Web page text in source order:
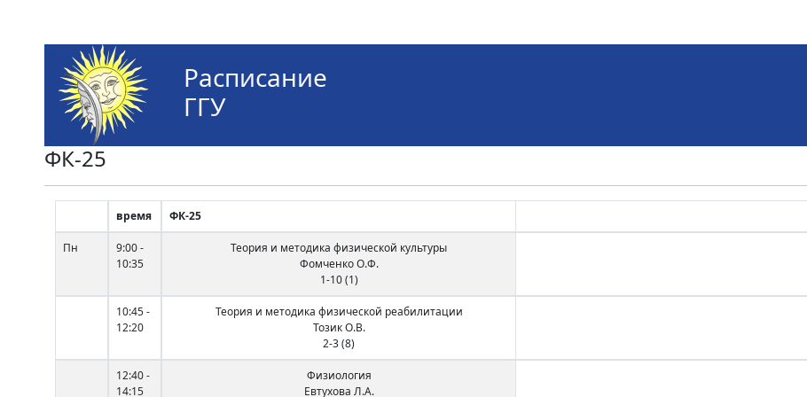
Расписание
ГГУ
ФК-25
время ФК-25
Пн
9:00 -
10:35
Теория и методика физической культуры
Фомченко О.Ф.
1-10 (1)
10:45 -
12:20
Теория и методика физической реабилитации
Тозик О.В.
2-3 (8)
12:40 -
14:15
Физиология
Евтухова Л.А.